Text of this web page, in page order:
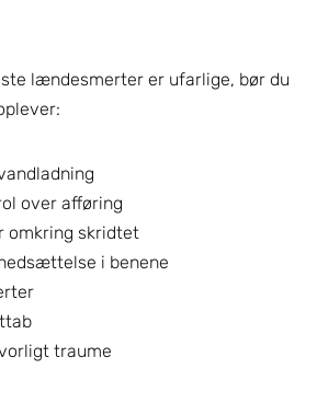
lændesmerter er ufarlige, bør du
over afføring
omkring skridtet
i benene
traume